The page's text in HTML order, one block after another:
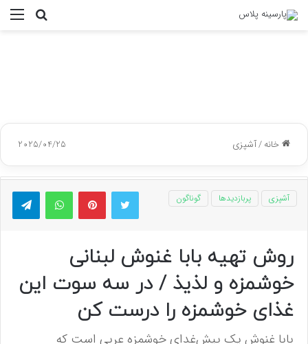
جستجو
خانه/آشپزی 2025/04/25
توییتر پینتریستواتس آپ
آشپزی پربازدیدها گوناگون
روش تهیه بابا غنوش لبنانی
خوشمزه و لذیذ / در سه سوت این
غذای خوشمزه را درست کن
بابا غنوش یک پیش‌غدای خوشمزه عربی است که